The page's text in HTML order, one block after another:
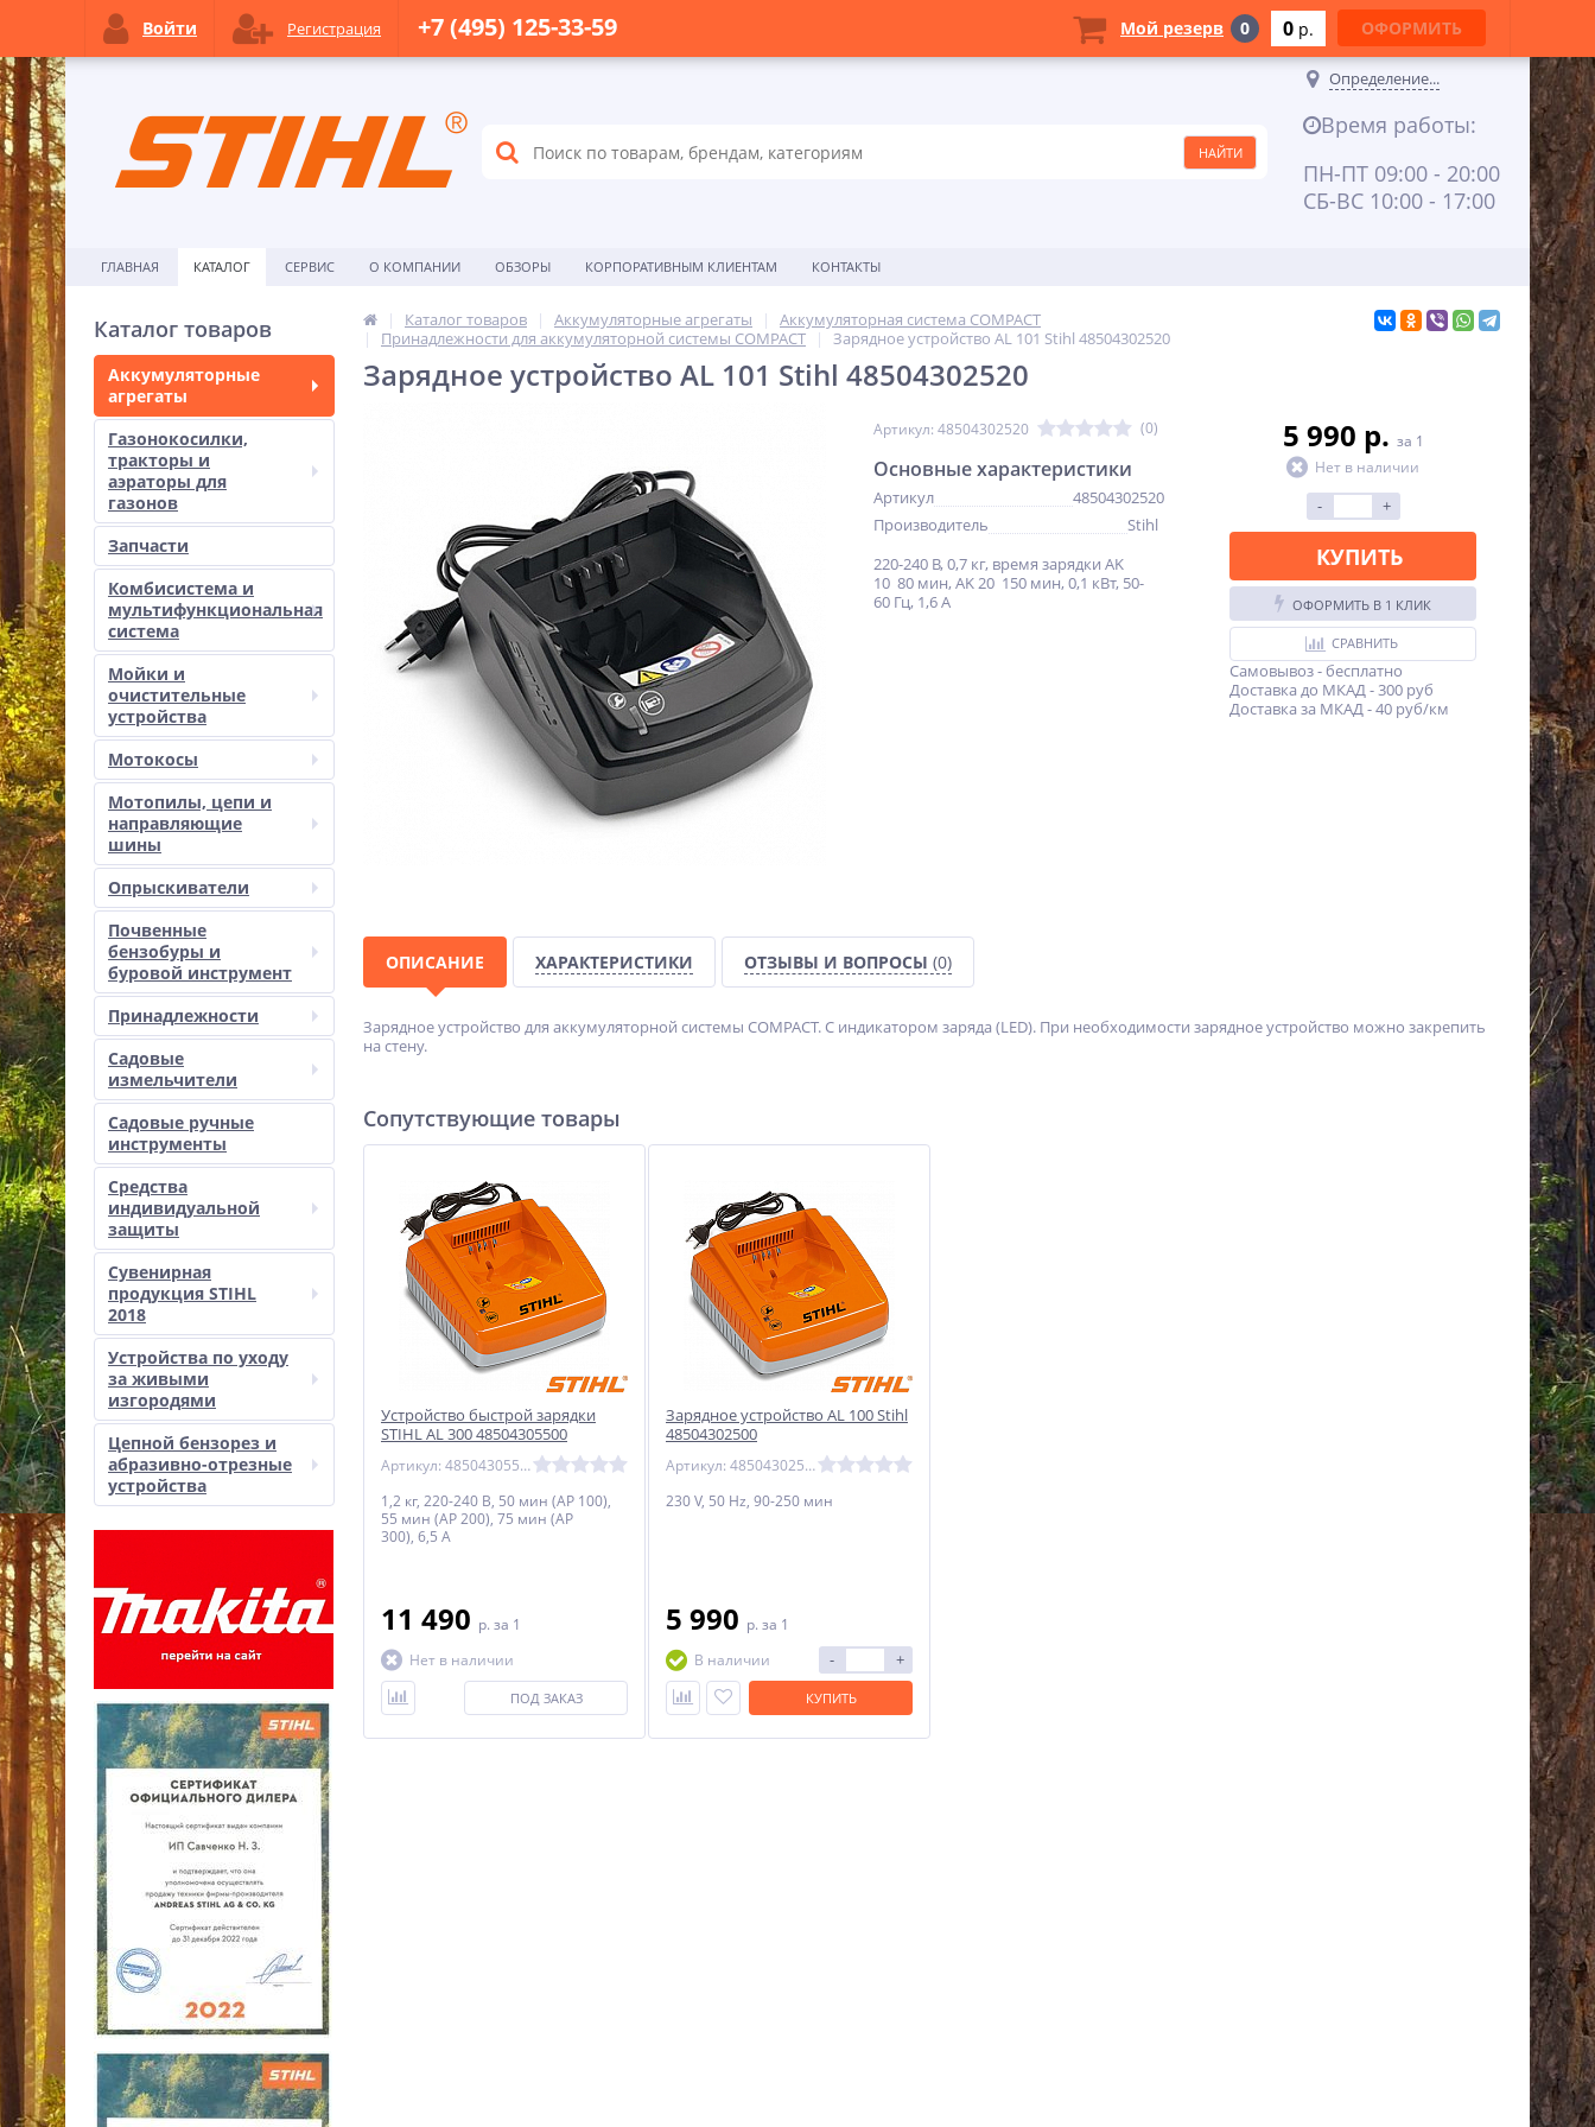
Определение...
Время работы:
ПН-ПТ 09:00 - 20:00
СБ-ВС 10:00 - 17:00
ГЛАВНАЯ КАТАЛОГ СЕРВИС О КОМПАНИИ ОБЗОРЫ КОРПОРАТИВНЫМ КЛИЕНТАМ КОНТАКТЫ
Каталог товаров
Аккумуляторные
агрегаты
Газонокосилки,
тракторы и
аэраторы для
газонов
Запчасти
Комбисистема и
мультифункциональная
система
Мойки и
очистительные
устройства
Мотокосы
Мотопилы, цепи и
направляющие
шины
Опрыскиватели
Почвенные
бензобуры и
буровой инструмент
Принадлежности
Садовые
измельчители
Садовые ручные
инструменты
Средства
индивидуальной
защиты
Сувенирная
продукция STIHL
2018
Устройства по уходу
за живыми
изгородями
Цепной бензорез и
абразивно-отрезные
устройства
Каталог товаров Аккумуляторные агрегаты
Аккумуляторная система COMPACT
Принадлежности для аккумуляторной системы COMPACT
Зарядное устройство AL 101 Stihl 48504302520
Зарядное устройство AL 101 Stihl 48504302520
Артикул: 48504302520 (0)
Основные характеристики
Артикул
48504302520
Производитель
Stihl
220-240 В, 0,7 кг, время зарядки AK
10 80 мин, AK 20 150 мин, 0,1 кВт, 50-
60 Гц, 1,6 А
5 990 p. за 1
Нет в наличии
- +
КУПИТЬ
ОФОРМИТЬ В 1 КЛИК
СРАВНИТЬ
Самовывоз - бесплатно
Доставка до МКАД - 300 руб
Доставка за МКАД - 40 руб/км
ОПИСАНИЕ ХАРАКТЕРИСТИКИ ОТЗЫВЫ И ВОПРОСЫ (0)
Зарядное устройство для аккумуляторной системы COMPACT. С индикатором заряда (LED). При необходимости зарядное устройство можно закрепить
на стену.
Сопутствующие товары
Устройство быстрой зарядки
STIHL AL 300 48504305500
Артикул: 48504305500
1,2 кг, 220-240 В, 50 мин (AP 100),
55 мин (AP 200), 75 мин (AP
300), 6,5 А
11 490 p. за 1
Нет в наличии
ПОД ЗАКАЗ
Зарядное устройство AL 100 Stihl
48504302500
Артикул: 48504302500
230 V, 50 Hz, 90-250 мин
5 990 p. за 1
В наличии
- +
КУПИТЬ
Войти Регистрация +7 (495) 125-33-59 Мой резерв 0 0 p. ОФОРМИТЬ